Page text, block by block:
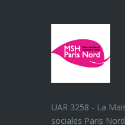
UAR 3258 - La
sociales Paris